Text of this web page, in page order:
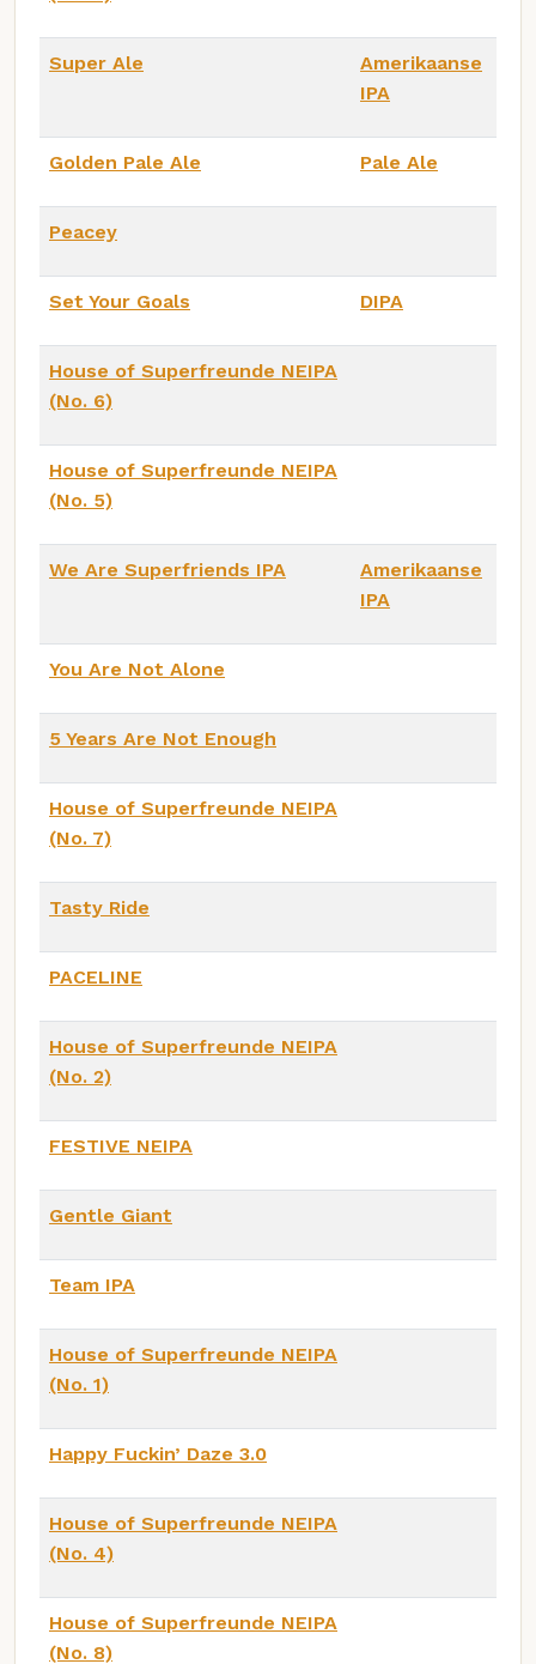
Super Ale
Amerikaanse
IPA
Golden Pale Ale Pale Ale
Peacey
Set Your Goals DIPA
House of Superfreunde NEIPA
(No. 6)
House of Superfreunde NEIPA
(No. 5)
We Are Superfriends IPA
Amerikaanse
IPA
You Are Not Alone
5 Years Are Not Enough
House of Superfreunde NEIPA
(No. 7)
Tasty Ride
PACELINE
House of Superfreunde NEIPA
(No. 2)
FESTIVE NEIPA
Gentle Giant
Team IPA
House of Superfreunde NEIPA
(No. 1)
Happy Fuckin’ Daze 3.0
House of Superfreunde NEIPA
(No. 4)
House of Superfreunde NEIPA
(No. 8)